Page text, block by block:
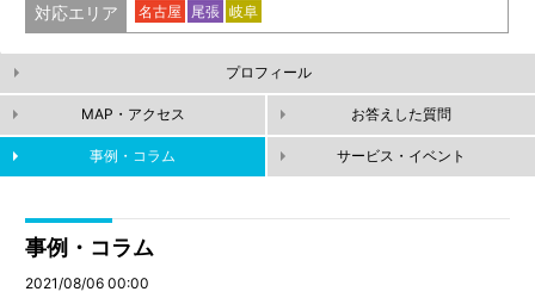
対応エリア 名古屋 尾張 岐阜
プロフィール
MAP・アクセス お答えした質問
事例・コラム サービス・イベント
事例・コラム
2021/08/06 00:00